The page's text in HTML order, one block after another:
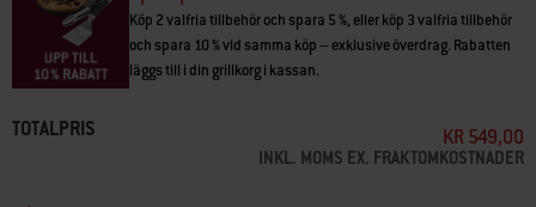
Köp 2 valfria tillbehör och spara 5 %, eller köp 3 valfria tillbehör
och spara 10 % vid samma köp – exklusive överdrag. Rabatten
läggs till i din grillkorg i kassan.
TOTALPRIS KR 549,00
INKL. MOMS EX. FRAKTOMKOSTNADER